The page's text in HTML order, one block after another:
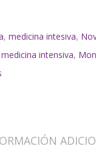
, medicina intesiva,
medicina intensiva,